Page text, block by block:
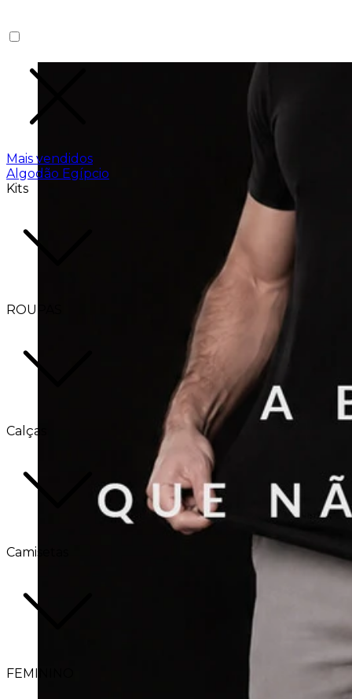
Mais vendidos
Algodão Egípcio
Kits
ROUPAS
Calças
Camisetas
FEMININO